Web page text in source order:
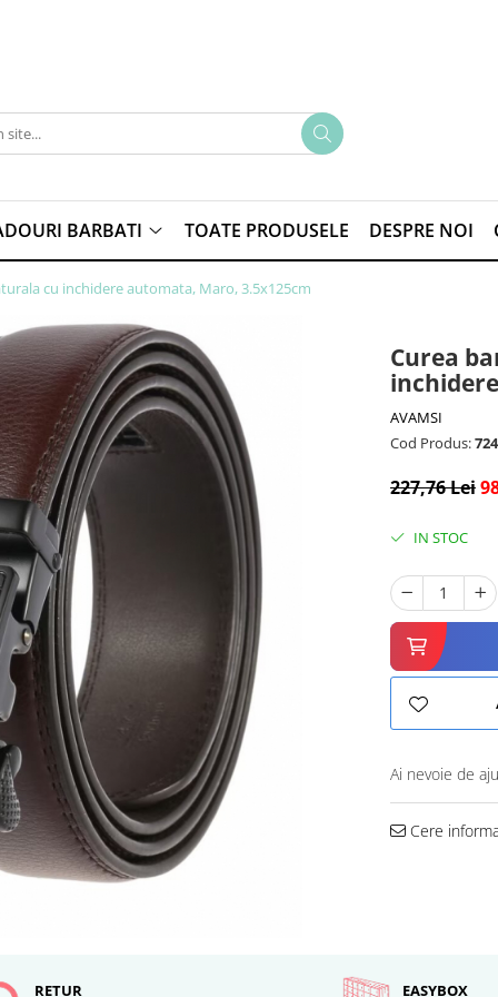
BARBATI TOATE PRODUSELE DESPRE NOI
cu inchidere automata, Maro, 3.5x125cm
Curea
AVAMSI
Cod Produs:724
227,76 Lei
IN STOC
Ai nevoie de
Cere
RETUR EASYBOX